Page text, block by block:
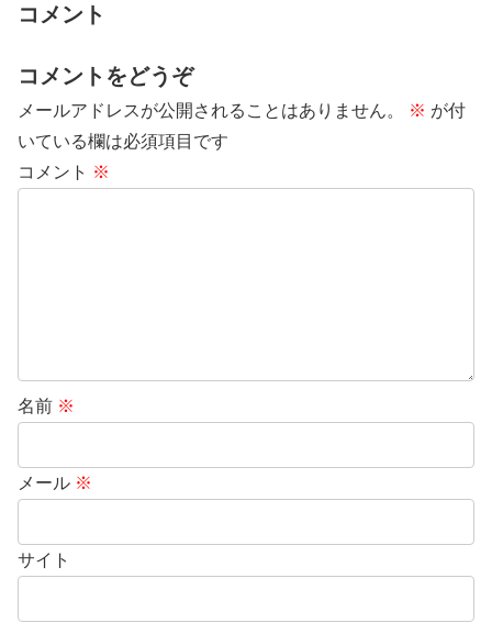
コメント
コメントをどうぞ
メールアドレスが公開されることはありません。 ※ が付
いている欄は必須項目です
コメント ※
名前 ※
メール ※
サイト